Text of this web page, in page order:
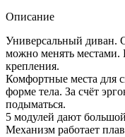
Описание
Универсальный диван.
можно менять местами.
крепления.
Комфортные места для
форме тела. За счёт
подыматься.
5 модулей дают
Механизм работает